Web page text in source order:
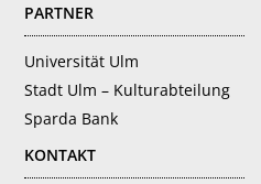
PARTNER
Universität Ulm
Stadt Ulm – Kulturabteilung
Sparda Bank
KONTAKT